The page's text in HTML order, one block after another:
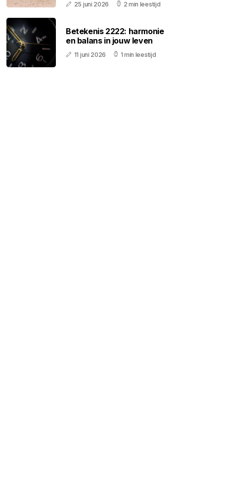
25 juni 2026 2 min leestijd
Betekenis 2222: harmonie
en balans in jouw leven
11 juni 2026 1 min leestijd